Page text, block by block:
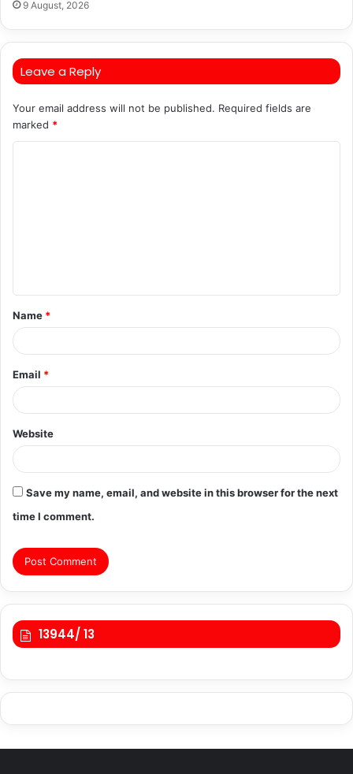
9 August, 2026
Leave a Reply
Your email address will not be published. Required fields are
marked *
t
*
Name *
Email *
Website
Save my name, email, and website in this browser for the next
time I comment.
13944/ 13